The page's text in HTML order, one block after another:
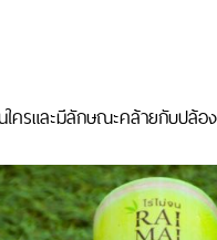
ครและมีลักษณะคล้ายกับป